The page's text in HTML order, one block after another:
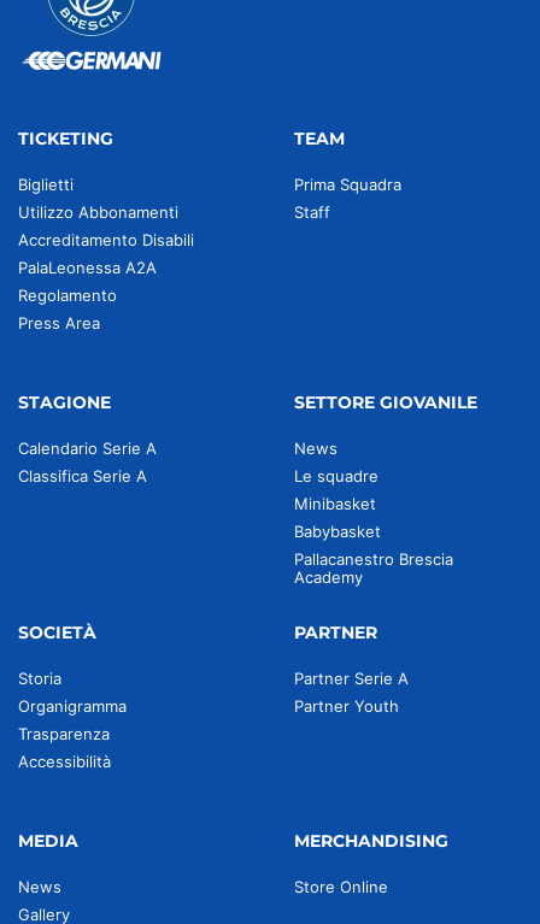
TICKETING
Biglietti
Utilizzo Abbonamenti
Accreditamento Disabili
PalaLeonessa A2A
Regolamento
Press Area
TEAM
Prima Squadra
Staff
STAGIONE
Calendario Serie A
Classifica Serie A
SETTORE GIOVANILE
News
Le squadre
Minibasket
Babybasket
Pallacanestro Brescia
Academy
SOCIETÀ
Storia
Organigramma
Trasparenza
Accessibilità
PARTNER
Partner Serie A
Partner Youth
MEDIA
News
Gallery
MERCHANDISING
Store Online